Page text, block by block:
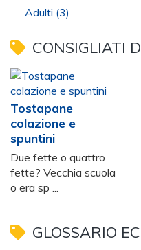
Adulti (3)
CONSIGLIATI
Tostapane
colazione e
spuntini
Due fette o quattro
fette? Vecchia scuola
o era sp ...
GLOSSARIO